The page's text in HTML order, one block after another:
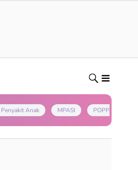
Penyakit Anak MPASI POPPAPA